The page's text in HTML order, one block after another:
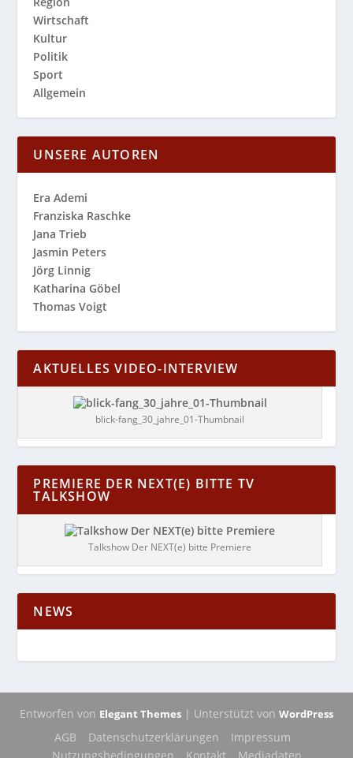
Wirtschaft
Kultur
Politik
Sport
Allgemein
UNSERE AUTOREN
Era Ademi
Franziska Raschke
Jana Trieb
Jasmin Peters
Jörg Linnig
Katharina Göbel
Thomas Voigt
AKTUELLES VIDEO-INTERVIEW
blick-fang_30_jahre_01-Thumbnail
PREMIERE DER NEXT(E) BITTE TV
TALKSHOW
Talkshow Der NEXT(e) bitte Premiere
NEWS
Entworfen von Elegant Themes | Unterstützt von WordPress
AGB Datenschutzerklärungen
Impressum